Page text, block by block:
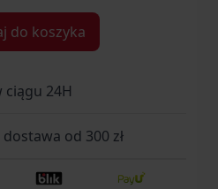
do koszyka
ciągu 24H
od 300 zł